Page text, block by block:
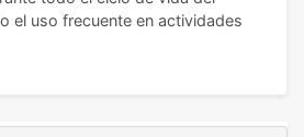
el uso frecuente en actividades